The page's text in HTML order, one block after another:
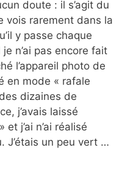
doute : il s’agit du
vois rarement dans la
y passe chaque
n’ai pas encore fait
l’appareil photo de
en mode « rafale
dizaines de
j’avais laissé
et j’ai n’ai réalisé
J’étais un peu vert …